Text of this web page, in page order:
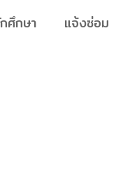
ศึกษา แจ้งซ่อม